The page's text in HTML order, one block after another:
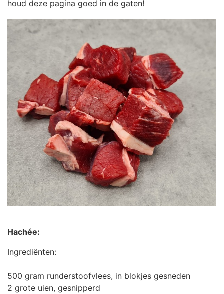
houd deze pagina goed in de gaten!
Hachée:
Ingrediënten:
500 gram runderstoofvlees, in blokjes gesneden
2 grote uien, gesnipperd